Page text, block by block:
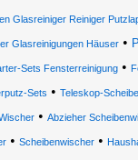
Glasreiniger Reiniger
Glasreinigungen Häuser•
Sets Fensterreinigung •
Sets • Teleskop-
• Abzieher
• Scheibenwischer•